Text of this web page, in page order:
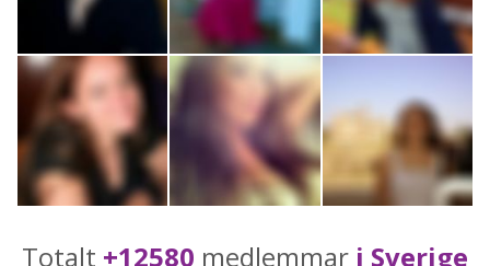
Totalt +12580 medlemmar i Sverige